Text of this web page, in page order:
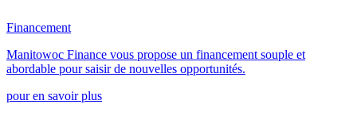
Financement
Manitowoc Finance vous propose un financement souple et
abordable pour saisir de nouvelles opportunités.
pour en savoir plus